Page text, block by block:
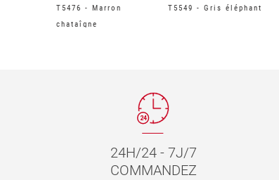
T5476 - Marron
chataîgne
T5549 - Gris éléphant
24H/24 - 7J/7
COMMANDEZ